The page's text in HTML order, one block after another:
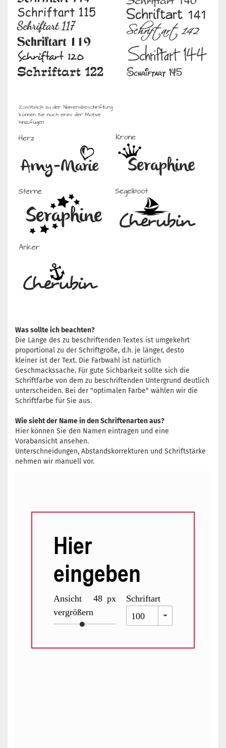
Was sollte ich beachten?
Die Länge des zu beschriftenden Textes ist umgekehrt
proportional zu der Schriftgröße, d.h. je länger, desto
kleiner ist der Text. Die Farbwahl ist natürlich
Geschmackssache. Für gute Sichbarkeit sollte sich die
Schriftfarbe von dem zu beschriftenden Untergrund deutlich
unterscheiden. Bei der "optimalen Farbe" wählen wir die
Schriftfarbe für Sie aus.
Wie sieht der Name in den Schriftenarten aus?
Hier können Sie den Namen eintragen und eine
Vorabansicht ansehen.
Unterschneidungen, Abstandskorrekturen und Schriftstärke
nehmen wir manuell vor.